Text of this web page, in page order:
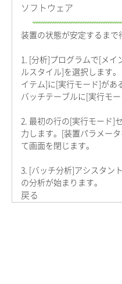
ソフトウェア
装置の状態が安定するまで
1. [分析]プログラムで[メ
ルスタイル]を選択します
イテム]に[実行モード]があ
バッチテーブルに[実行モ
2. 最初の行の[実行モード]
力します。[装置パラメー
て画面を閉じます。
3. [バッチ分析]アシスタン
の分析が始まります。
戻る